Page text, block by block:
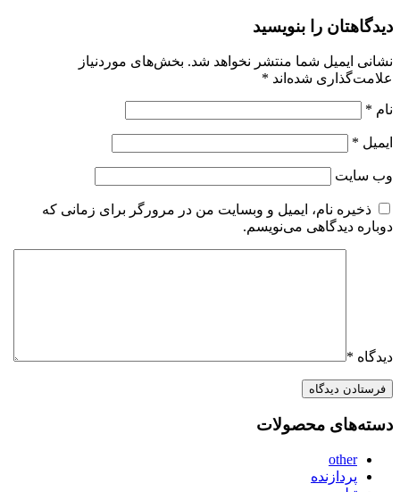
دیدگاهتان را بنویسید
نشانی ایمیل شما منتشر نخواهد شد. بخش‌های موردنیاز
علامت‌گذاری شده‌اند *
نام *
ایمیل *
وب‌ سایت
ذخیره نام، ایمیل و وبسایت من در مرورگر برای زمانی که
دوباره دیدگاهی می‌نویسم.
دیدگاه *
دسته‌های محصولات
other
پردازنده